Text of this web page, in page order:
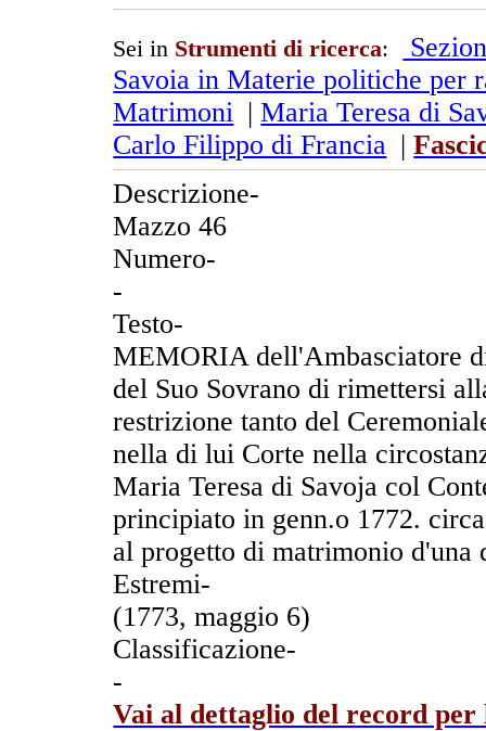
Sei in Strumenti di ricerca:
Savoia in Materie politiche per
Matrimoni |Maria Teresa di
Carlo Filippo di Francia |
Descrizione-
Mazzo 46
Numero-
-
Testo-
MEMORIA dell'Ambasciatore
del Suo Sovrano di rimettersi
restrizione tanto del
nella di lui Corte nella
Maria Teresa di Savoja col
principiato in genn.o 1772.
al progetto di matrimonio
Estremi-
(1773, maggio 6)
Classificazione-
-
Vai al dettaglio del record per